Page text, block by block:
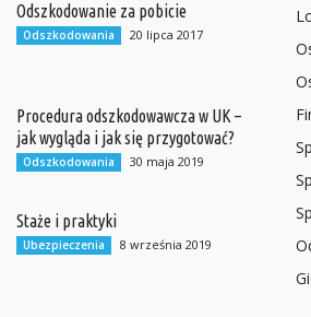
Odszkodowanie za pobicie
Odszkodowania 20 lipca 2017
Procedura odszkodowawcza w UK –
jak wygląda i jak się przygotować?
Odszkodowania 30 maja 2019
Staże i praktyki
Ubezpieczenia 8 września 2019